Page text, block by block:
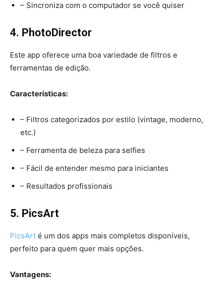
– Sincroniza com o computador se você quiser
4. PhotoDirector
Este app oferece uma boa variedade de filtros e
ferramentas de edição.
Características:
– Filtros categorizados por estilo (vintage, moderno,
etc.)
– Ferramenta de beleza para selfies
– Fácil de entender mesmo para iniciantes
– Resultados profissionais
5. PicsArt
PicsArt é um dos apps mais completos disponíveis,
perfeito para quem quer mais opções.
Vantagens: